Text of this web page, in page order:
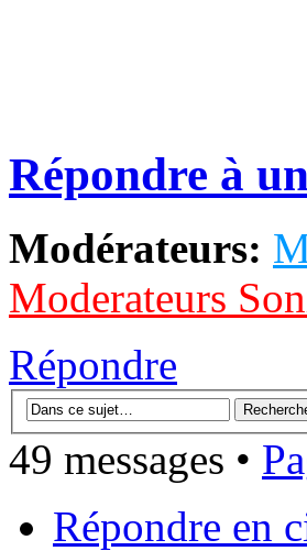
Répondre à
Modérateurs:
Moderateurs
Répondre
49 messages •
Répondre en